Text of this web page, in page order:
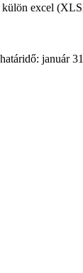
külön excel
január